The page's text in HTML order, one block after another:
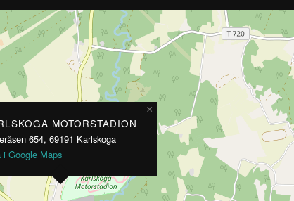
MOTORSTADION
654, 69191 Karlskoga
i Google Maps
×